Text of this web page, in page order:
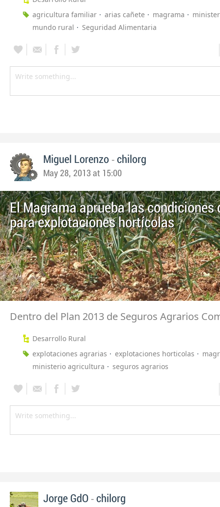
agricultura familiar
arias cañete magrama
mundo rural
Seguridad Alimentaria
Miguel Lorenzo - chilorg
May 28, 2013 at 15:00
El Magrama aprueba las condiciones
para explotaciones hortícolas
Dentro del Plan 2013 de Seguros Agrarios
Desarrollo Rural
explotaciones agrarias
explotaciones horticolas
ministerio agricultura
seguros agrarios
Jorge GdO - chilorg